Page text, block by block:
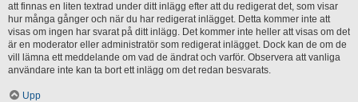
att finnas en liten textrad under ditt inlägg efter att du redigerat det, som visar
hur många gånger och när du har redigerat inlägget. Detta kommer inte att
visas om ingen har svarat på ditt inlägg. Det kommer inte heller att visas om det
är en moderator eller administratör som redigerat inlägget. Dock kan de om de
vill lämna ett meddelande om vad de ändrat och varför. Observera att vanliga
användare inte kan ta bort ett inlägg om det redan besvarats.
Upp